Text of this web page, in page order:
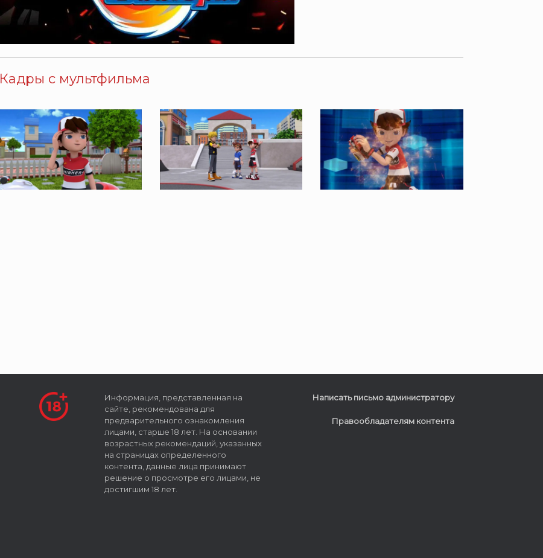
Кадры с мультфильма
Информация, представленная на
сайте, рекомендована для
предварительного ознакомления
лицами, старше 18 лет. На основании
возрастных рекомендаций, указанных
на страницах определенного
контента, данные лица принимают
решение о просмотре его лицами, не
достигшим 18 лет.
Написать письмо администратору
Правообладателям контента